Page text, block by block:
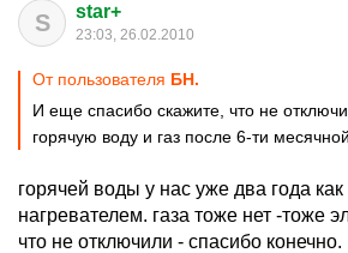
S star+
23:03, 26.02.2010
От пользователя БН.
И еще спасибо скажите, что не
горячую воду и газ после 6-ти
горячей воды у нас уже два года
нагревателем. газа тоже нет -тоже
что не отключили - спасибо конечно.